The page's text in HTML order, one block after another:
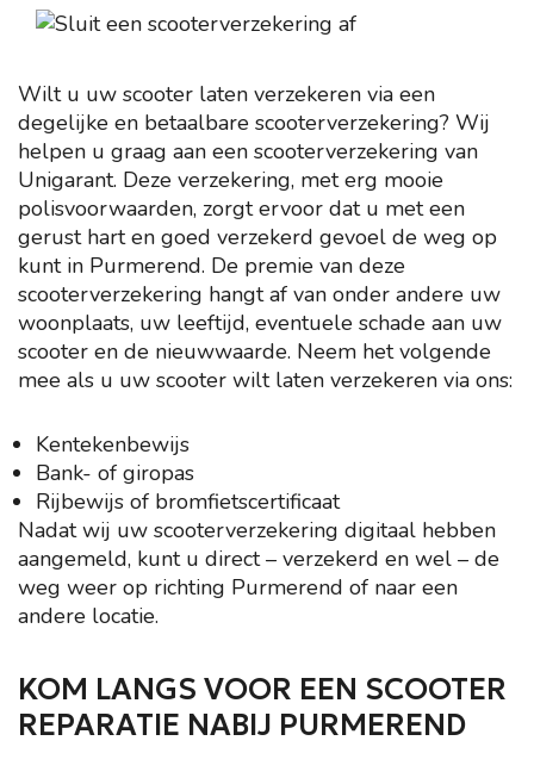
Wilt u uw scooter laten verzekeren via een
degelijke en betaalbare scooterverzekering? Wij
helpen u graag aan een scooterverzekering van
Unigarant. Deze verzekering, met erg mooie
polisvoorwaarden, zorgt ervoor dat u met een
gerust hart en goed verzekerd gevoel de weg op
kunt in Purmerend. De premie van deze
scooterverzekering hangt af van onder andere uw
woonplaats, uw leeftijd, eventuele schade aan uw
scooter en de nieuwwaarde. Neem het volgende
mee als u uw scooter wilt laten verzekeren via ons:
Kentekenbewijs
Bank- of giropas
Rijbewijs of bromfietscertificaat
Nadat wij uw scooterverzekering digitaal hebben
aangemeld, kunt u direct – verzekerd en wel – de
weg weer op richting Purmerend of naar een
andere locatie.
KOM LANGS VOOR EEN SCOOTER
REPARATIE NABIJ PURMEREND